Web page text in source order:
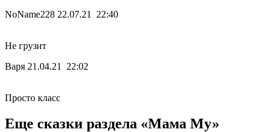
NoName228 22.07.21 22:40
Не грузит
Варя 21.04.21 22:02
Просто класс
Еще сказки раздела «Мама Му»